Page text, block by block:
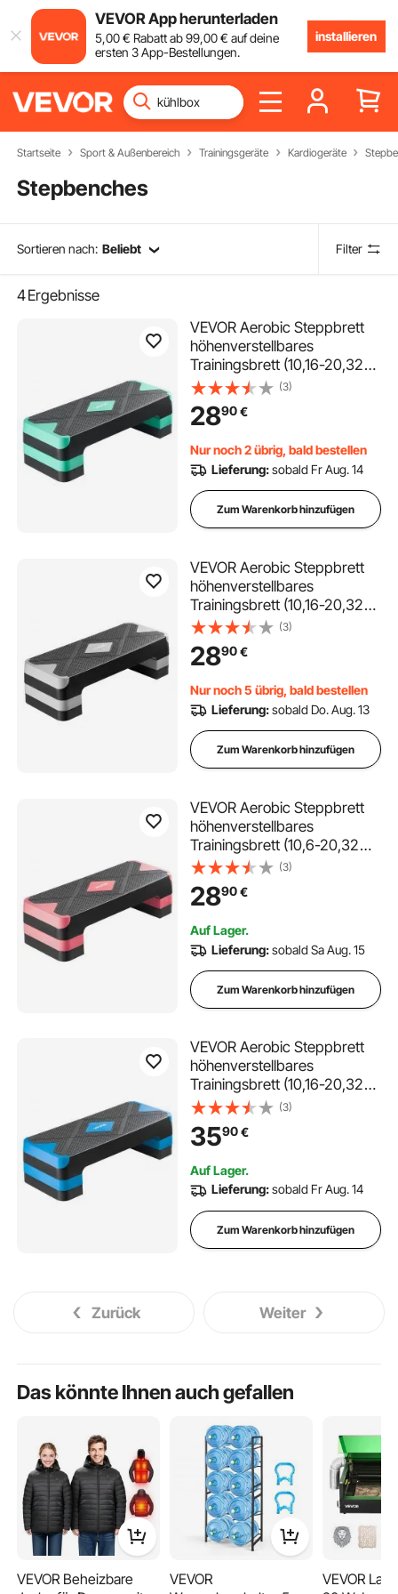
VEVOR App herunterladen
5,00€ Rabatt ab99,00€ auf deine
ersten 3 App-Bestellungen.
installieren
Startseite Sport & Außenbereich Trainingsgeräte Kardiogeräte
Stepbenches
Sortieren nach: Beliebt Filter
4Ergebnisse
VEVOR Aerobic Steppbrett
höhenverstellbares
Trainingsbrett (10,16-20,32
cm) Stepper Fitness mit 250
kg Tragfähigkeit rutschfeste
Oberflächenbank für Heim-
Krafttraining grün
(3)
2890€
Nur noch 2 übrig, bald bestellen
Lieferung:sobald Fr Aug. 14
Zum Warenkorb hinzufügen
VEVOR Aerobic Steppbrett
höhenverstellbares
Trainingsbrett (10,16-20,32
cm) Stepper Fitness mit 250
kg Tragfähigkeit rutschfeste
Oberflächenbank für Heim-
Krafttraining Grau
(3)
2890€
Nur noch 5 übrig, bald bestellen
Lieferung:sobald Do. Aug. 13
Zum Warenkorb hinzufügen
VEVOR Aerobic Steppbrett
höhenverstellbares
Trainingsbrett (10,6-20,32
cm) Stepper Fitness mit 250
kg Tragfähigkeit rutschfeste
Oberflächenbank für Heim-
Krafttraining Rot
(3)
2890€
Auf Lager.
Lieferung:sobald Sa Aug. 15
Zum Warenkorb hinzufügen
VEVOR Aerobic Steppbrett
höhenverstellbares
Trainingsbrett (10,16-20,32
cm) Stepper Fitness mit 250
kg Tragfähigkeit rutschfeste
Oberflächenbank für Heim-
Krafttraining Blau
(3)
3590€
Auf Lager.
Lieferung:sobald Fr Aug. 14
Zum Warenkorb hinzufügen
Zurück Weiter
Das könnte Ihnen auch gefallen
VEVOR Beheizbare
VEVOR
VEVOR